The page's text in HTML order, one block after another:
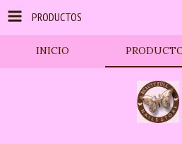
PRODUCTOS
INICIO